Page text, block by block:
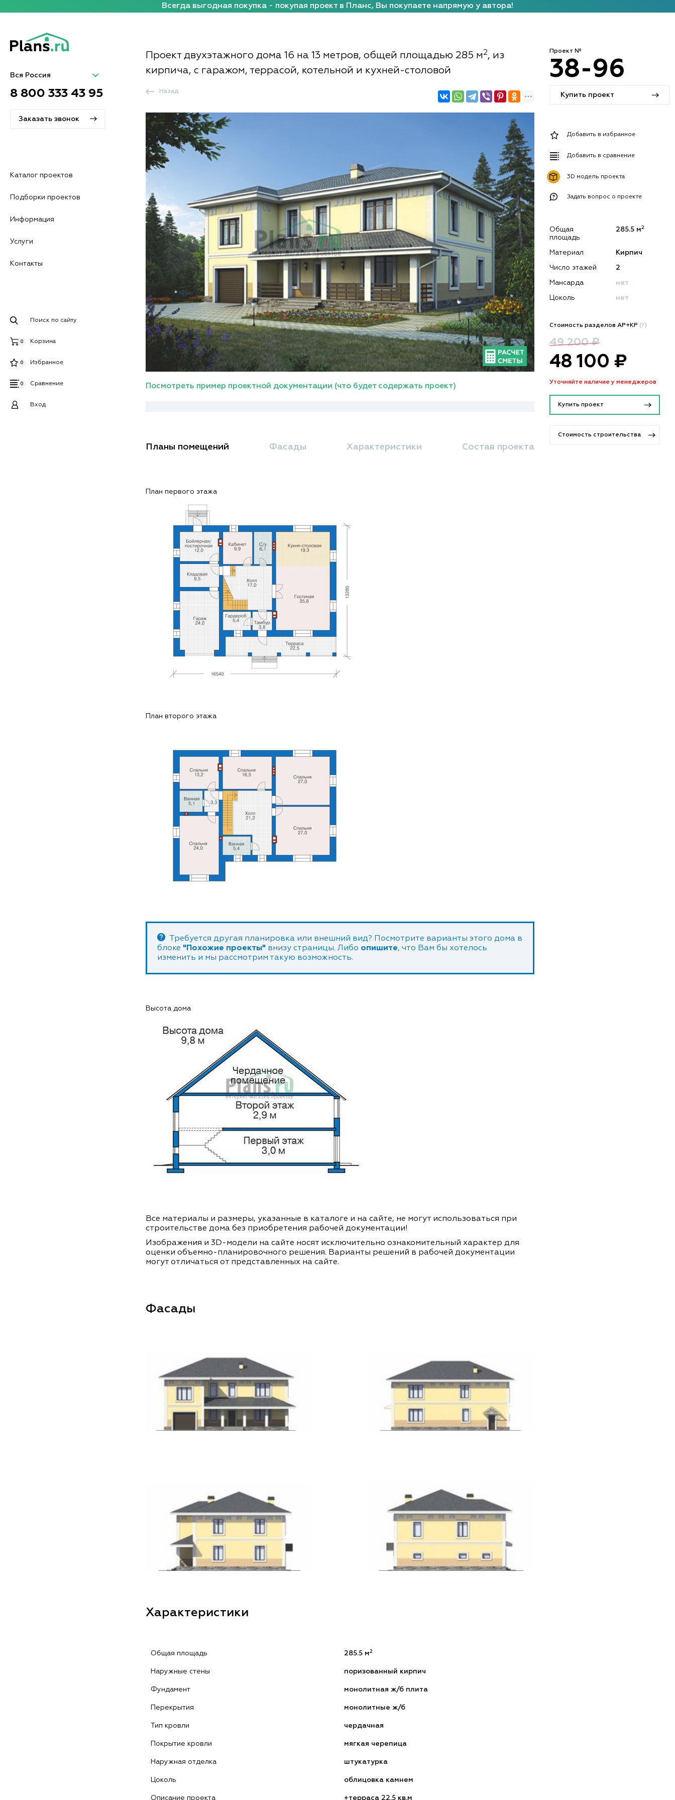
Всегда выгодная покупка - покупая проект в Планс, Вы покупаете напрямую у автора!
Вся Россия
8 800 333 43 95
Заказать звонок
Каталог проектов
Подборки проектов
Информация
Услуги
Контакты
Поиск по сайту
Корзина
0
Избранное
0
Сравнение
0
Вход
Проект двухэтажного дома 16 на 13 метров, общей площадью 285 м2, из
кирпича, с гаражом, террасой, котельной и кухней-столовой
Назад
Посмотреть пример проектной документации (что будет содержать проект)
Планы помещений Фасады Характеристики Состав проекта
План первого этажа
План второго этажа
Требуется другая планировка или внешний вид? Посмотрите варианты этого дома в
блоке "Похожие проекты" внизу страницы. Либо опишите, что Вам бы хотелось
изменить и мы рассмотрим такую возможность.
Высота дома
Все материалы и размеры, указанные в каталоге и на сайте, не могут использоваться при
строительстве дома без приобретения рабочей документации!
Изображения и 3D-модели на сайте носят исключительно ознакомительный характер для
оценки объемно-планировочного решения. Варианты решений в рабочей документации
могут отличаться от представленных на сайте.
Фасады
Характеристики
Общая площадь 285.5 м2
Наружные стены поризованный кирпич
Фундамент монолитная ж/б плита
Перекрытия монолитные ж/б
Тип кровли чердачная
Покрытие кровли мягкая черепица
Наружная отделка штукатурка
Цоколь облицовка камнем
Описание проекта +терраса 22.5 кв.м
Проект №
38-96
Купить проект
Добавить в избранное
Добавить в сравнение
3D модель проекта
Задать вопрос о проекте
Общая
площадь
285.5 м2
Материал Кирпич
Число этажей 2
Мансарда нет
Цоколь нет
Стоимость разделов АР+КР (?)
49 200 ₽
48 100 ₽
Уточняйте наличие у менеджеров
Купить проект
Стоимость строительства